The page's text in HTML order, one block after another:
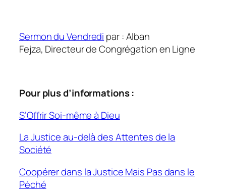
Sermon du Vendredi par : Alban
Fejza, Directeur de Congrégation en Ligne
Pour plus d’informations :
S’Offrir Soi-même à Dieu
La Justice au-delà des Attentes de la
Société
Coopérer dans la Justice Mais Pas dans le
Péché